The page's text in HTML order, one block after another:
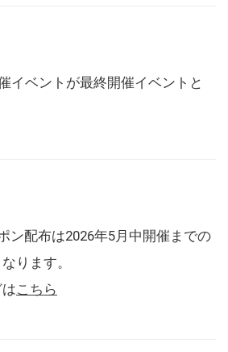
イベントが最終開催イベントと
ン配布は2026年5月中開催までの
ります。
こちら